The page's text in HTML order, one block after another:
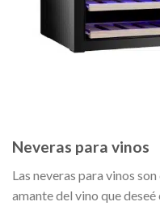
Neveras para vinos
Las neveras para vinos
amante del vino que